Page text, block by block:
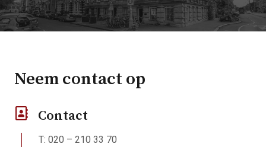
Neem contact op
Contact
T: 020 – 210 33 70